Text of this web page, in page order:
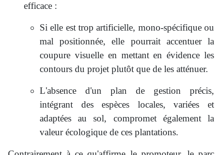
efficace :
Si elle est trop artificielle, mono-spécifique ou
mal positionnée, elle pourrait accentuer la
coupure visuelle en mettant en évidence les
contours du projet plutôt que de les atténuer.
L'absence d'un plan de gestion précis,
intégrant des espèces locales, variées et
adaptées au sol, compromet également la
valeur écologique de ces plantations.